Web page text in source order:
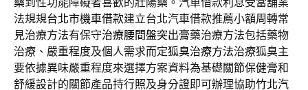
法規規台北市機車借款建立台北汽車借款推薦小額周轉常
見治療方法有保守治療腰間盤突出膏藥治療方法包括藥物
治療、嚴重程度及個人需求而定狐臭治療方法治療狐臭主
要依據異味嚴重程度來選擇方案資料為基礎關節保健膏和
舒緩設計的關節產品持行照及身分證即可辦理協助竹北汽